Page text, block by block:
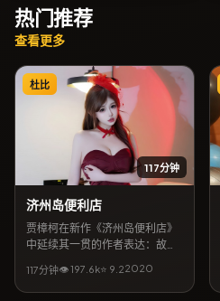
热门推荐
查看更多
117分钟
杜比
济州岛便利店
贾樟柯在新作《济州岛便利店》
中延续其一贯的作者表达：故事
壳，探讨信任与救赎。菅田将
晖、刘亚仁领衔主演，4月23日
117分钟👁197.6k⭐ 9.22020